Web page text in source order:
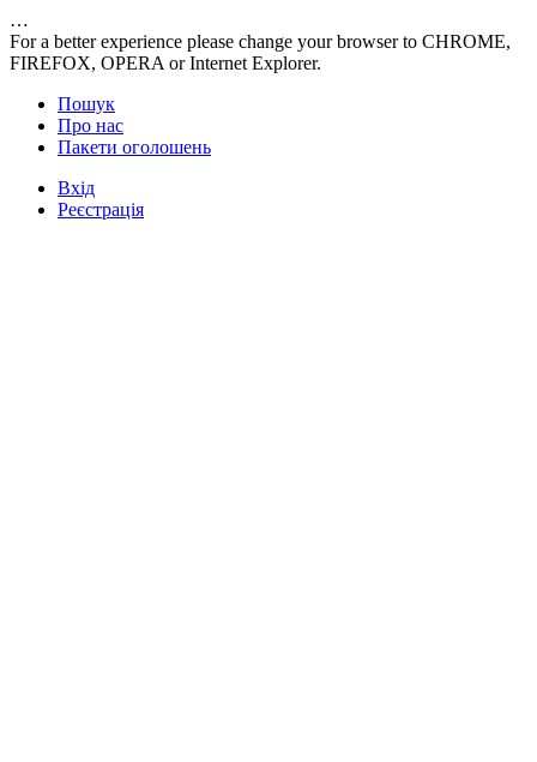
…
For a better experience please change your browser to CHROME,
FIREFOX, OPERA or Internet Explorer.
Пошук
Про нас
Пакети оголошень
Вхід
Реєстрація